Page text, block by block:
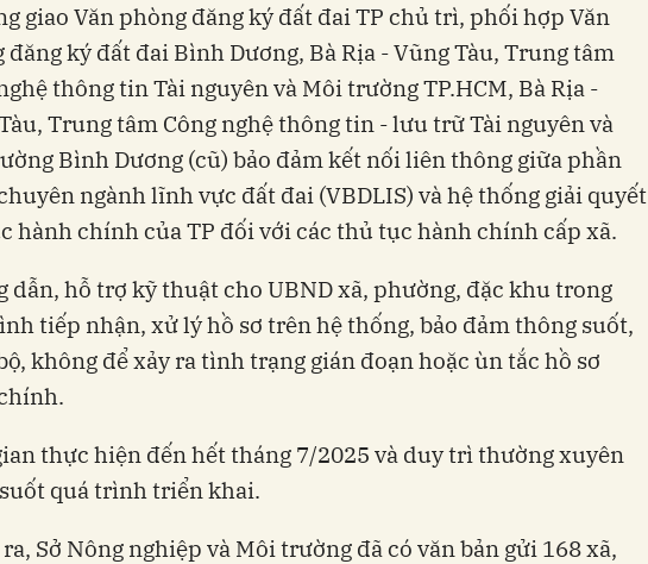
giao Văn phòng đăng ký đất đai TP chủ trì, phối hợp Văn
đăng ký đất đai Bình Dương, Bà Rịa - Vũng Tàu, Trung tâm
thông tin Tài nguyên và Môi trường TP.HCM, Bà Rịa -
Trung tâm Công nghệ thông tin - lưu trữ Tài nguyên và
Bình Dương (cũ) bảo đảm kết nối liên thông giữa phần
ngành lĩnh vực đất đai (VBDLIS) và hệ thống giải quyết
hành chính của TP đối với các thủ tục hành chính cấp xã.
dẫn, hỗ trợ kỹ thuật cho UBND xã, phường, đặc khu trong
tiếp nhận, xử lý hồ sơ trên hệ thống, bảo đảm thông suốt,
không để xảy ra tình trạng gián đoạn hoặc ùn tắc hồ sơ
thực hiện đến hết tháng 7/2025 và duy trì thường xuyên
quá trình triển khai.
Sở Nông nghiệp và Môi trường đã có văn bản gửi 168 xã,